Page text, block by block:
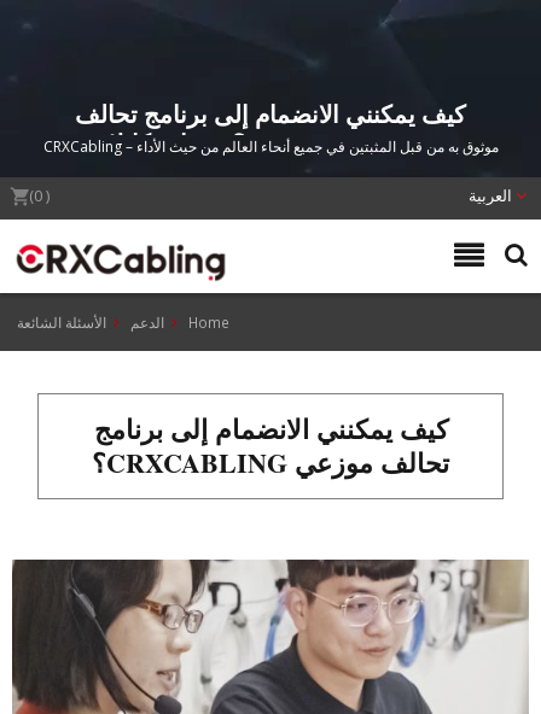
كيف يمكنني الانضمام إلى برنامج تحالف
موزعي CRXCabling؟ | نصائح كابلات
الخبراء ورؤى التثبيت الاحترافي –
موثوق به من قبل المثبتين في جميع أنحاء العالم من حيث الأداء – CRXCabling
(
) العربية
Home الدعم الأسئلة الشائعة
كيف يمكنني الانضمام إلى برنامج
تحالف موزعي CRXCABLING؟